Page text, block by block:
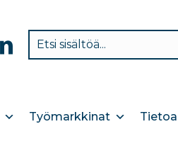
Työmarkkinat